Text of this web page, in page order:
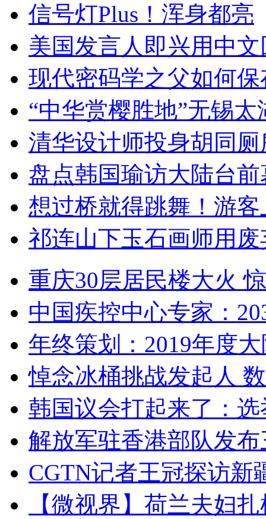
信号灯Plus！浑身都亮
美国发言人即兴用中
现代密码学之父如何
“中华赏樱胜地”无锡
清华设计师投身胡同
盘点韩国瑜访大陆台
想过桥就得跳舞！游客
祁连山下玉石画师用
重庆30层居民楼大火
中国疾控中心专家：
年终策划：2019年度
悼念冰桶挑战发起人
韩国议会打起来了：
解放军驻香港部队发
CGTN记者王冠探访新
【微视界】荷兰夫妇